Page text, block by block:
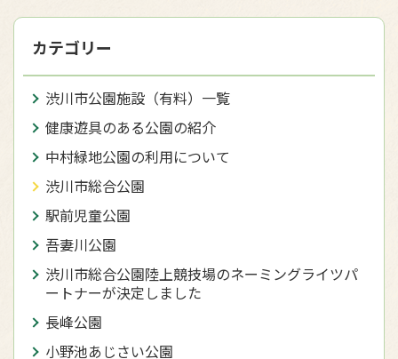
カテゴリー
渋川市公園施設（有料）一覧
健康遊具のある公園の紹介
中村緑地公園の利用について
渋川市総合公園
駅前児童公園
吾妻川公園
渋川市総合公園陸上競技場のネーミングライツパ
ートナーが決定しました
長峰公園
小野池あじさい公園